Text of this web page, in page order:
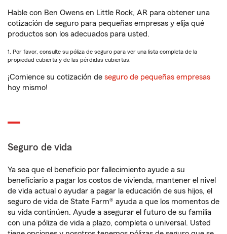
Hable con Ben Owens en Little Rock, AR para obtener una
cotización de seguro para pequeñas empresas y elija qué
productos son los adecuados para usted.
1. Por favor, consulte su póliza de seguro para ver una lista completa de la
propiedad cubierta y de las pérdidas cubiertas.
¡Comience su cotización de seguro de pequeñas empresas
hoy mismo!
Seguro de vida
Ya sea que el beneficio por fallecimiento ayude a su
beneficiario a pagar los costos de vivienda, mantener el nivel
de vida actual o ayudar a pagar la educación de sus hijos, el
seguro de vida de State Farm® ayuda a que los momentos de
su vida continúen. Ayude a asegurar el futuro de su familia
con una póliza de vida a plazo, completa o universal. Usted